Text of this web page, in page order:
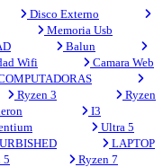
Disco Externo
Memoria Usb
Balun
Wifi
Camara Web
Ryzen 3
Ryzen
I3
Ultra 5
LAPTOP
5
Ryzen 7